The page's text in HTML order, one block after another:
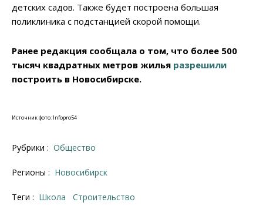
детских садов. Также будет построена большая
поликлиника с подстанцией скорой помощи.
Ранее редакция сообщала о том, что более 500
тысяч квадратных метров жилья разрешили
построить в Новосибирске.
Источник фото: Infopro54
Рубрики : Общество
Регионы : Новосибирск
Теги : школа строительство